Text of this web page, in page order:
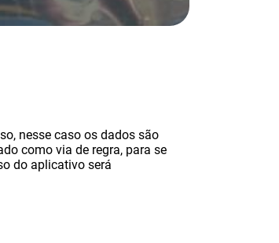
nesse caso os dados são
como via de regra, para se
do aplicativo será